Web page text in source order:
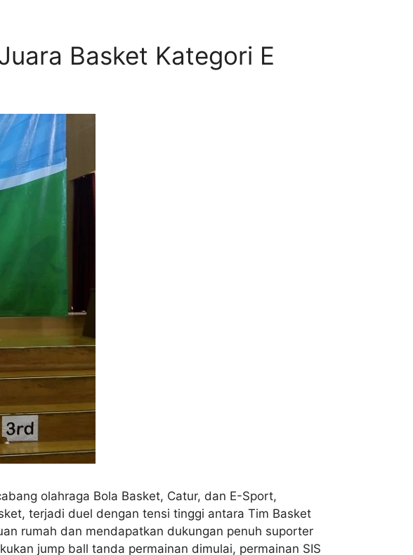
Basket Kategori E
olahraga Bola Basket, Catur, dan E-Sport,
terjadi duel dengan tensi tinggi antara Tim Basket
rumah dan mendapatkan dukungan penuh suporter
jump ball tanda permainan dimulai, permainan SIS